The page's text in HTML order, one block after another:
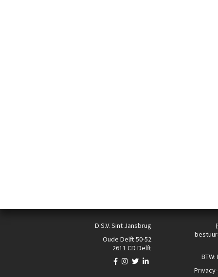
D.S.V. Sint Jansbrug
Oude Delft 50-52
2611 CD Delft